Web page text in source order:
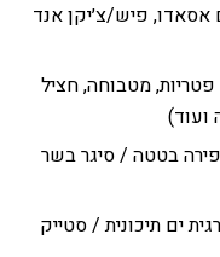
פיש/צ׳יקן אנד
(חומוס פטריות, מטבוחה, חציל
ועוד)
בטטה / סיגר בשר
ים תיכונית / סטייק